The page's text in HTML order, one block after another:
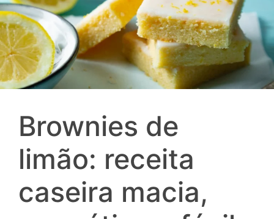
Brownies de
limão: receita
caseira macia,